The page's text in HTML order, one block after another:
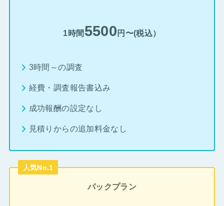
1時間 5500 円〜(税込）
3時間～の調査
経費・調査報告書込み
成功報酬の設定なし
見積りからの追加料金なし
人気No.1
パックプラン